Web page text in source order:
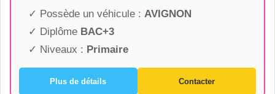
✓ Possède un véhicule : AVIGNON
✓ Diplôme BAC+3
✓ Niveaux : Primaire
Plus de détails Contacter